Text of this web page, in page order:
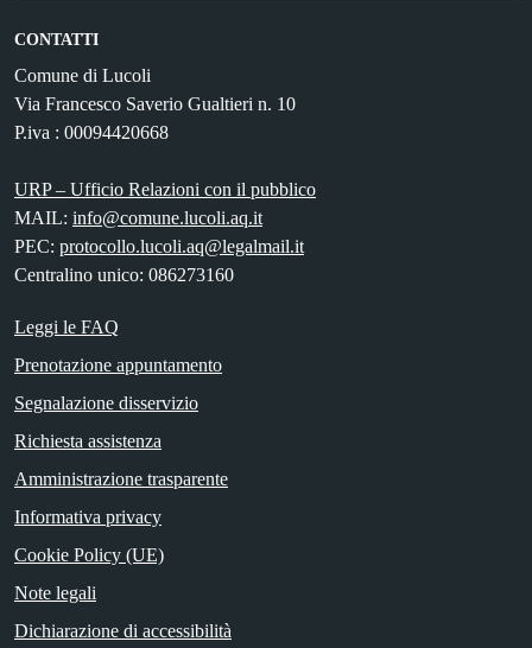
CONTATTI
Comune di Lucoli
Via Francesco Saverio Gualtieri n. 10
P.iva : 00094420668
URP – Ufficio Relazioni con il pubblico
MAIL: info@comune.lucoli.aq.it
PEC: protocollo.lucoli.aq@legalmail.it
Centralino unico: 086273160
Leggi le FAQ
Prenotazione appuntamento
Segnalazione disservizio
Richiesta assistenza
Amministrazione trasparente
Informativa privacy
Cookie Policy (UE)
Note legali
Dichiarazione di accessibilità